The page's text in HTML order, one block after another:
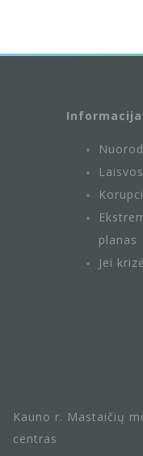
Informacija
planas
Jei
Kauno r. Mastaičių
centras